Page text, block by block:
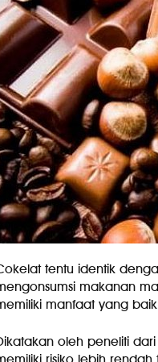
tentu identik
makanan
manfaat yang
oleh peneliti